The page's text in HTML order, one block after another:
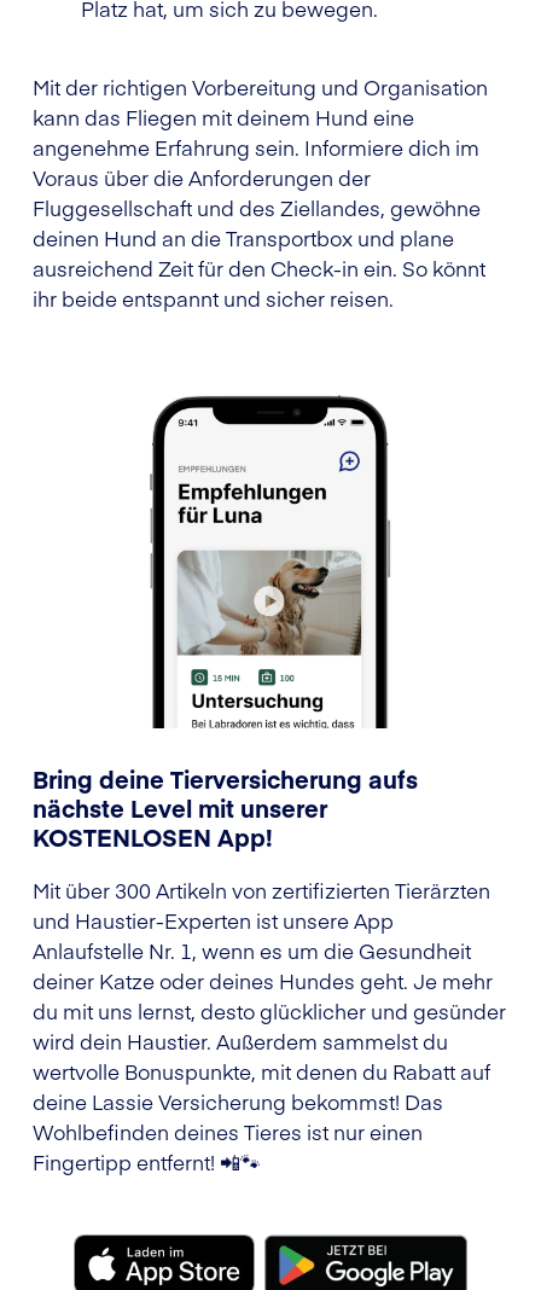
Platz hat, um sich zu bewegen.
Mit der richtigen Vorbereitung und Organisation
kann das Fliegen mit deinem Hund eine
angenehme Erfahrung sein. Informiere dich im
Voraus über die Anforderungen der
Fluggesellschaft und des Ziellandes, gewöhne
deinen Hund an die Transportbox und plane
ausreichend Zeit für den Check-in ein. So könnt
ihr beide entspannt und sicher reisen.
Bring deine Tierversicherung aufs
nächste Level mit unserer
KOSTENLOSEN App!
Mit über 300 Artikeln von zertifizierten Tierärzten
und Haustier-Experten ist unsere App
Anlaufstelle Nr. 1, wenn es um die Gesundheit
deiner Katze oder deines Hundes geht. Je mehr
du mit uns lernst, desto glücklicher und gesünder
wird dein Haustier. Außerdem sammelst du
wertvolle Bonuspunkte, mit denen du Rabatt auf
deine Lassie Versicherung bekommst! Das
Wohlbefinden deines Tieres ist nur einen
Fingertipp entfernt! 📲🐾